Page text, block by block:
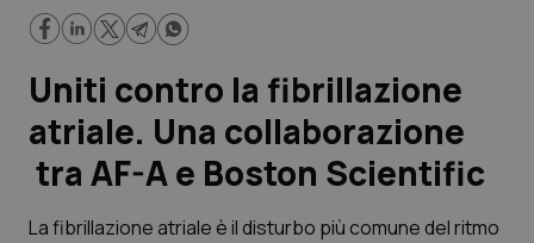
Governo e Parlamento
Regioni e Asl
Lavoro e Professioni
Uniti contro la fibrillazione
atriale. Una collaborazione
tra AF-A e Boston Scientific
La fibrillazione atriale è il disturbo più comune del ritmo